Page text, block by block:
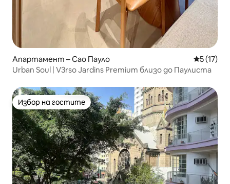
Апартамент – Сао Пауло Средна
5 (17)
Urban Soul | V3rso Jardins Premium близо до Паулиста
Избор на гостите
Избор на гостите